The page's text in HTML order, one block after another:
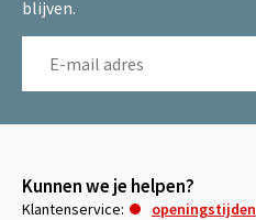
blijven.
Kunnen we je helpen?
Klantenservice:
openingstijden